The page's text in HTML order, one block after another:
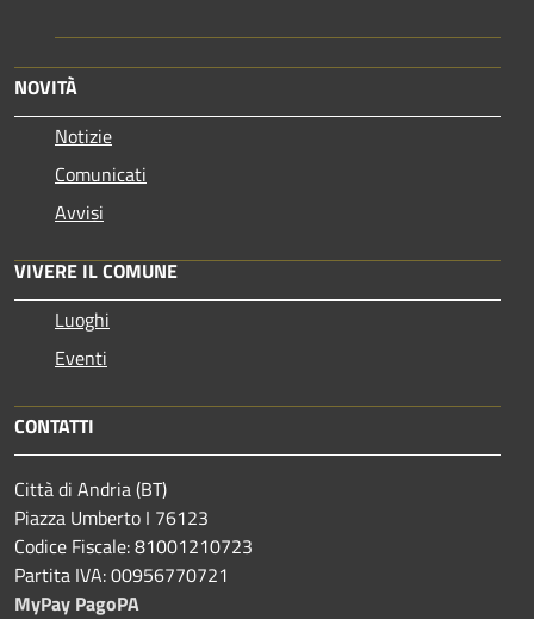
NOVITÀ
Notizie
Comunicati
Avvisi
VIVERE IL COMUNE
Luoghi
Eventi
CONTATTI
Città di Andria (BT)
Piazza Umberto I 76123
Codice Fiscale: 81001210723
Partita IVA: 00956770721
MyPay PagoPA